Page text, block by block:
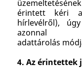
érintett kéri
hírlevélről),
azonnal
adattárolás
4. Az érintettek